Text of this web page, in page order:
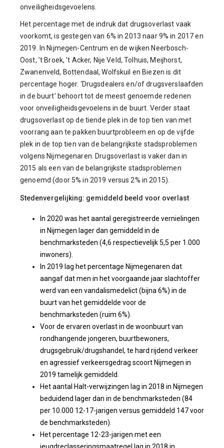
onveiligheidsgevoelens.
Het percentage met de indruk dat drugsoverlast vaak
voorkomt, is gestegen van 6% in 2013 naar 9% in 2017 en
2019. In Nijmegen-Centrum en de wijken Neerbosch-
Oost, ’t Broek, ’t Acker, Nije Veld, Tolhuis, Meijhorst,
Zwanenveld, Bottendaal, Wolfskuil en Biezen is dit
percentage hoger. ‘Drugsdealers en/of drugsverslaafden
in de buurt’ behoort tot de meest genoemde redenen
voor onveiligheidsgevoelens in de buurt. Verder staat
drugsoverlast op de tiende plek in de top tien van met
voorrang aan te pakken buurtprobleem en op de vijfde
plek in de top tien van de belangrijkste stadsproblemen
volgens Nijmegenaren. Drugsoverlast is vaker dan in
2015 als een van de belangrijkste stadsproblemen
genoemd (door 5% in 2019 versus 2% in 2015).
Stedenvergelijking: gemiddeld beeld voor overlast
In 2020 was het aantal geregistreerde vernielingen
in Nijmegen lager dan gemiddeld in de
benchmarksteden (4,6 respectievelijk 5,5 per 1.000
inwoners).
In 2019 lag het percentage Nijmegenaren dat
aangaf dat men in het voorgaande jaar slachtoffer
werd van een vandalismedelict (bijna 6%) in de
buurt van het gemiddelde voor de
benchmarksteden (ruim 6%).
Voor de ervaren overlast in de woonbuurt van
rondhangende jongeren, buurtbewoners,
drugsgebruik/drugshandel, te hard rijdend verkeer
en agressief verkeersgedrag scoort Nijmegen in
2019 tamelijk gemiddeld.
Het aantal Halt-verwijzingen lag in 2018 in Nijmegen
beduidend lager dan in de benchmarksteden (84
per 10.000 12-17-jarigen versus gemiddeld 147 voor
de benchmarksteden).
Het percentage 12-23-jarigen met een